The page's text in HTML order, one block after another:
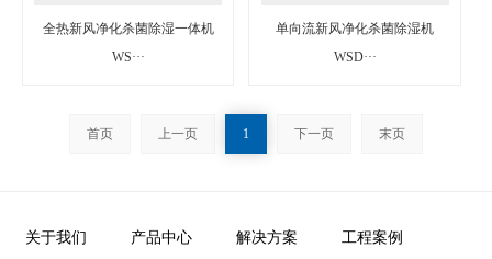
全热新风净化杀菌除湿一体机
WS···
单向流新风净化杀菌除湿机
WSD···
首页 上一页 1 下一页 末页
关于我们 产品中心 解决方案 工程案例